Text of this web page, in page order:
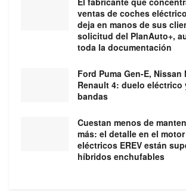
ventas de coches
deja en manos de sus
solicitud del PlanAuto+,
toda la documentación
Ford Puma Gen-E, Nissan
Renault 4: duelo eléctrico
bandas
Cuestan menos de
más: el detalle en el
eléctricos EREV están
híbridos enchufables